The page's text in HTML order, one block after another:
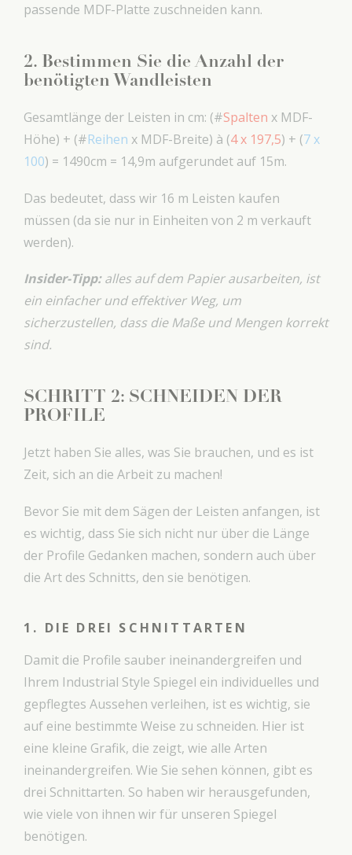
passende MDF-Platte zuschneiden kann.
2. Bestimmen Sie die Anzahl der
benötigten Wandleisten
Gesamtlänge der Leisten in cm: (#Spalten x MDF-
Höhe) + (#Reihen x MDF-Breite) à (4 x 197,5) + (7 x
100) = 1490cm = 14,9m aufgerundet auf 15m.
Das bedeutet, dass wir 16 m Leisten kaufen
müssen (da sie nur in Einheiten von 2 m verkauft
werden).
Insider-Tipp:alles auf dem Papier ausarbeiten, ist
ein einfacher und effektiver Weg, um
sicherzustellen, dass die Maße und Mengen korrekt
sind.
SCHRITT 2: SCHNEIDEN DER
PROFILE
Jetzt haben Sie alles, was Sie brauchen, und es ist
Zeit, sich an die Arbeit zu machen!
Bevor Sie mit dem Sägen der Leisten anfangen, ist
es wichtig, dass Sie sich nicht nur über die Länge
der Profile Gedanken machen, sondern auch über
die Art des Schnitts, den sie benötigen.
1. DIE DREI SCHNITTARTEN
Damit die Profile sauber ineinandergreifen und
Ihrem Industrial Style Spiegel ein individuelles und
gepflegtes Aussehen verleihen, ist es wichtig, sie
auf eine bestimmte Weise zu schneiden. Hier ist
eine kleine Grafik, die zeigt, wie alle Arten
ineinandergreifen. Wie Sie sehen können, gibt es
drei Schnittarten. So haben wir herausgefunden,
wie viele von ihnen wir für unseren Spiegel
benötigen.